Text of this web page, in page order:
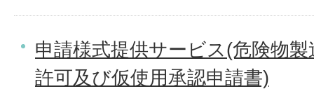
申請様式提供サービス(危険物
許可及び仮使用承認申請書)